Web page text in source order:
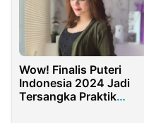
Wow! Finalis Puteri
Indonesia 2024 Jadi
Tersangka Praktik